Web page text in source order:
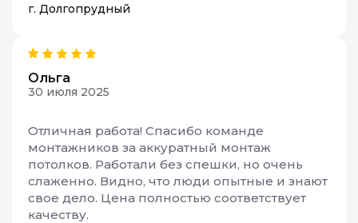
г. Долгопрудный
Ольга
30 июля 2025
Отличная работа! Спасибо команде
монтажников за аккуратный монтаж
потолков. Работали без спешки, но очень
слаженно. Видно, что люди опытные и знают
свое дело. Цена полностью соответствует
качеству.